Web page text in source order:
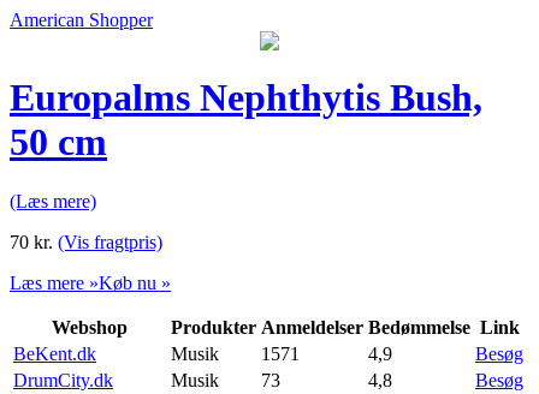
American Shopper
Europalms Nephthytis Bush,
50 cm
(Læs mere)
70 kr. (Vis fragtpris)
Læs mere »Køb nu »
Webshop Produkter Anmeldelser Bedømmelse Link
BeKent.dk
Musik 1571 4,9
Besøg
DrumCity.dk
Musik 73 4,8
Besøg